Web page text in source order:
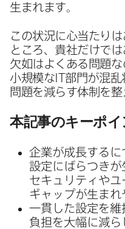
生まれます。
この​状況に​心当たり
ところ、​貴社だけで
欠如は​よく​ある​問題な
小規模な IT部門が​混乱
問題を​減らす体制を​
本記事の​キーポイ
企業が​成長するに​
設定に​ばらつきが​
セキュリティや​
ギャップが​生まれ
一貫した​設定を​維
負担を​大幅に​減ら